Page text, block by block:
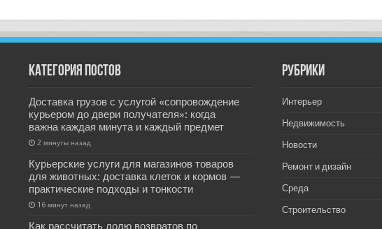
Категория постов
Доставка грузов с услугой «сопровождение
курьером до двери получателя»: когда
важна каждая минута и каждый предмет
2 минуты назад
Курьерские услуги для магазинов товаров
для животных: доставка клеток и кормов —
практические подходы и тонкости
16 минут назад
Как рассчитать долю возвратов по
РУбрики
Интерьер
Недвижимость
Новости
Ремонт и дизайн
Среда
Строительство